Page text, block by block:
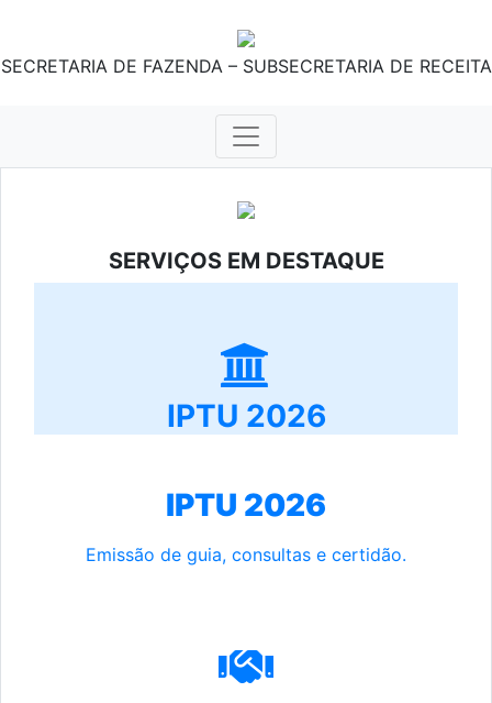
SECRETARIA DE FAZENDA – SUBSECRETARIA DE RECEITA
SERVIÇOS EM DESTAQUE
IPTU 2026
IPTU 2026
Emissão de guia, consultas e certidão.